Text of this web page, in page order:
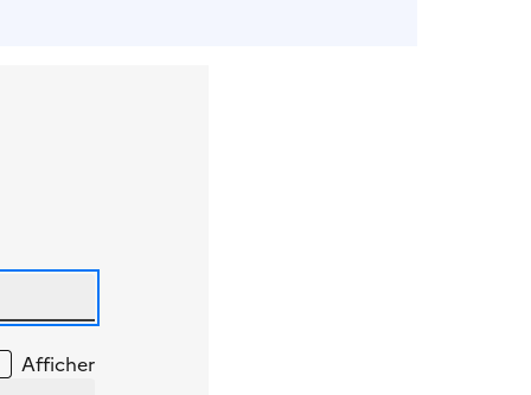
Afficher